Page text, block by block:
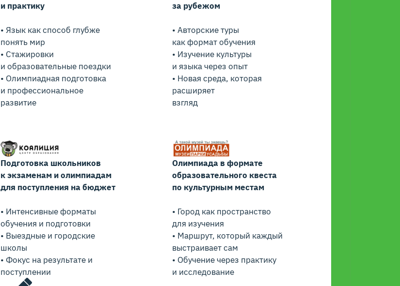
и практику
• Язык как способ глубже
понять мир
• Стажировки
и образовательные поездки
• Олимпиадная подготовка
и профессиональное
развитие
за рубежом
• Авторские туры
как формат обучения
• Изучение культуры
и языка через опыт
• Новая среда, которая
расширяет
взгляд
Подготовка школьников
к экзаменам и олимпиадам
для поступления на бюджет
• Интенсивные форматы
обучения и подготовки
• Выездные и городские
школы
• Фокус на результате и
поступлении
Олимпиада в формате
образовательного квеста
по культурным местам
• Город как пространство
для изучения
• Маршрут, который каждый
выстраивает сам
• Обучение через практику
и исследование